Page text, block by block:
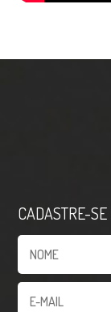
CADASTRE-